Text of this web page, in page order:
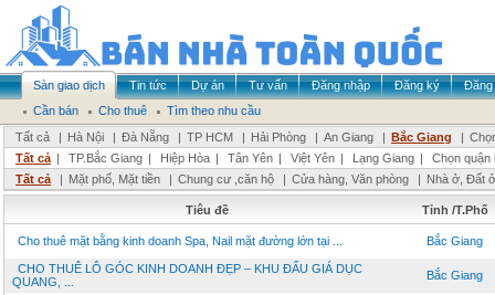
Sàn giao dịch Tin tức Dự án Tư vấn Đăng nhập Đăng ký
Đăng
Cần bán
Cho thuê
Tìm theo nhu cầu
Tất cả
| Hà Nội | Đà Nẵng | TP HCM | Hải Phòng | An Giang | Bắc Giang |
Tất cả | TP.Bắc Giang | Hiệp Hòa | Tân Yên | Việt Yên | Lạng Giang |
Chọn quận
Tất cả
| Mặt phố, Mặt tiền | Chung cư ,căn hộ | Cửa hàng, Văn phòng | Nhà ở, Đất ở
Tiêu đề Tỉnh /T.Phố
Cho thuê mặt bằng kinh doanh Spa, Nail mặt đường lớn tại ... Bắc Giang
CHO THUÊ LÔ GÓC KINH DOANH ĐẸP – KHU ĐẤU GIÁ DỤC
QUANG, ...
Bắc Giang